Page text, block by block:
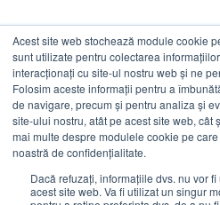
Acest site web stochează module cookie
sunt utilizate pentru colectarea
interacționați cu site-ul nostru web și ne
Folosim aceste informații pentru a
de navigare, precum și pentru analiza și
site-ului nostru, atât pe acest site web, cât
mai multe despre modulele cookie pe
noastră de confidențialitate.
Dacă refuzați, informațiile dvs. nu vor
acest site web. Va fi utilizat un singur
DATE COMERCIALE
ESTICO S.R.L.
CIF: RO1094402.
Reg.Com: J08/469/1991.